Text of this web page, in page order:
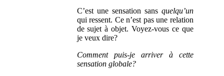
C’est une sensation sans quelqu’un
qui ressent. Ce n’est pas une relation
de sujet à objet. Voyez-vous ce que
je veux dire?
Comment puis-je arriver à cette
sensation globale?